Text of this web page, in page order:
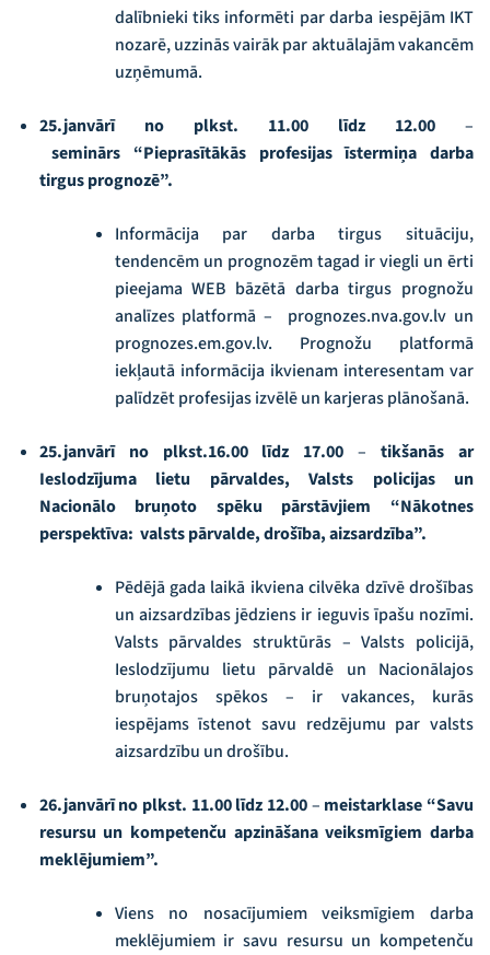
dalībnieki tiks informēti par darba iespējām IKT
nozarē, uzzinās vairāk par aktuālajām vakancēm
uzņēmumā.
25.janvārī no plkst. 11.00 līdz 12.00–
seminārs “Pieprasītākās profesijas īstermiņa darba
tirgus prognozē”.
Informācija par darba tirgus situāciju,
tendencēm un prognozēm tagad ir viegli un ērti
pieejama WEB bāzētā darba tirgus prognožu
analīzes platformā – prognozes.nva.gov.lv un
prognozes.em.gov.lv. Prognožu platformā
iekļautā informācija ikvienam interesentam var
palīdzēt profesijas izvēlē un karjeras plānošanā.
25.janvārī no plkst.16.00 līdz 17.00–tikšanās ar
Ieslodzījuma lietu pārvaldes, Valsts policijas un
Nacionālo bruņoto spēku pārstāvjiem “Nākotnes
perspektīva: valsts pārvalde, drošība, aizsardzība”.
Pēdējā gada laikā ikviena cilvēka dzīvē drošības
un aizsardzības jēdziens ir ieguvis īpašu nozīmi.
Valsts pārvaldes struktūrās – Valsts policijā,
Ieslodzījumu lietu pārvaldē un Nacionālajos
bruņotajos spēkos – ir vakances, kurās
iespējams īstenot savu redzējumu par valsts
aizsardzību un drošību.
26.janvārī no plkst. 11.00 līdz 12.00– meistarklase “Savu
resursu un kompetenču apzināšana veiksmīgiem darba
meklējumiem”.
Viens no nosacījumiem veiksmīgiem darba
meklējumiem ir savu resursu un kompetenču